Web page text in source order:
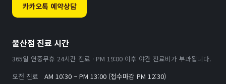
카카오톡 예약상담
울산점 진료 시간
365일 연중무휴 24시간 진료 · PM 19:00 이후 야간 진료비가 부과됩니다.
오전 진료
AM 10:30 ~ PM 13:00 (접수마감 PM 12:30)